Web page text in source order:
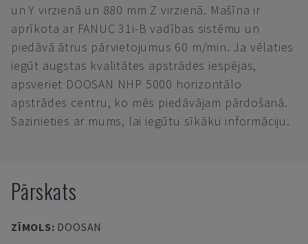
un Y virzienā un 880 mm Z virzienā. Mašīna ir
aprīkota ar FANUC 31i-B vadības sistēmu un
piedāvā ātrus pārvietojumus 60 m/min. Ja vēlaties
iegūt augstas kvalitātes apstrādes iespējas,
apsveriet DOOSAN NHP 5000 horizontālo
apstrādes centru, ko mēs piedāvājam pārdošanā.
Sazinieties ar mums, lai iegūtu sīkāku informāciju.
Pārskats
ZĪMOLS: DOOSAN